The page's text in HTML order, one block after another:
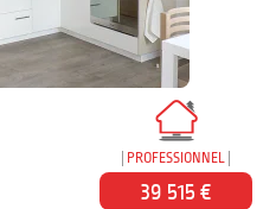
PROFESSIONNEL
39 515 €